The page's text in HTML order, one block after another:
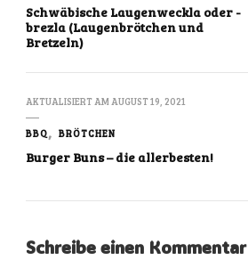
Schwäbische Laugenweckla oder -
brezla (Laugenbrötchen und
Bretzeln)
AKTUALISIERT AMAUGUST 19, 2021
BBQ BRÖTCHEN
Burger Buns – die allerbesten!
Schreibe einen Kommentar